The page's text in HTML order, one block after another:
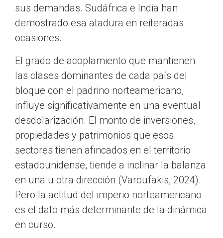
sus demandas. Sudáfrica e India han
demostrado esa atadura en reiteradas
ocasiones.
El grado de acoplamiento que mantienen
las clases dominantes de cada país del
bloque con el padrino norteamericano,
influye significativamente en una eventual
desdolarización. El monto de inversiones,
propiedades y patrimonios que esos
sectores tienen afincados en el territorio
estadounidense, tiende a inclinar la balanza
en una u otra dirección (Varoufakis, 2024).
Pero la actitud del imperio norteamericano
es el dato más determinante de la dinámica
en curso.